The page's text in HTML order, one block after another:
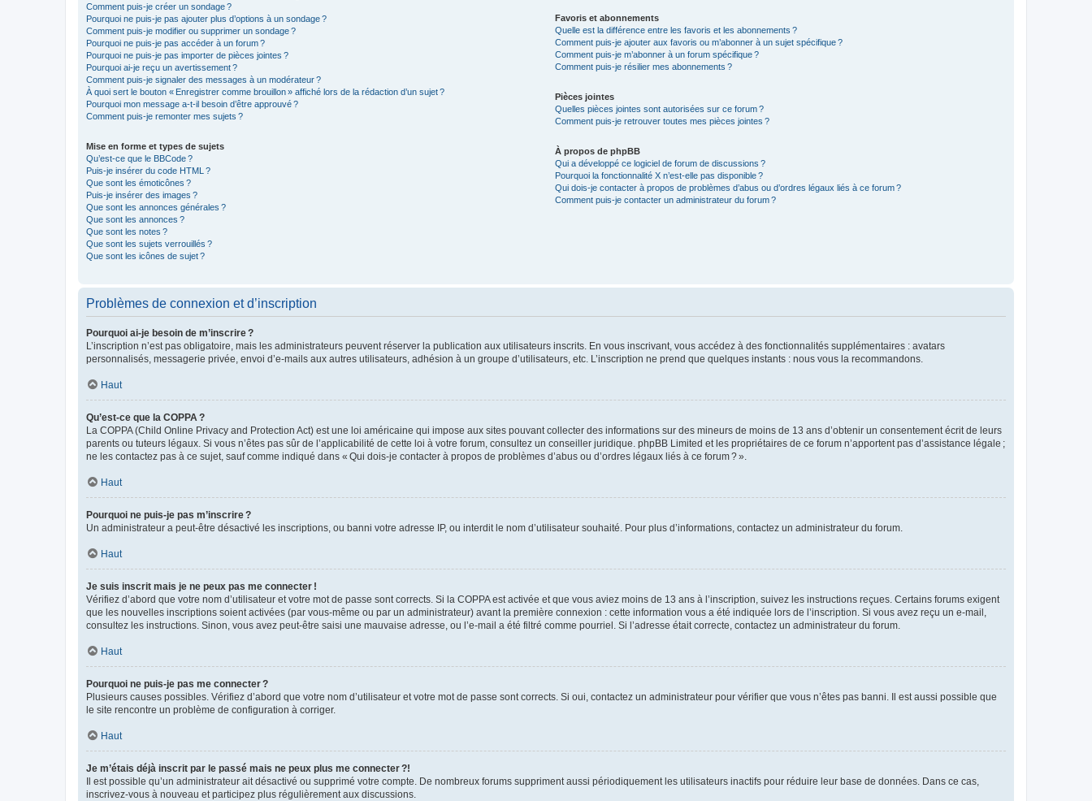
Comment puis-je créer un sondage ?
Pourquoi ne puis-je pas ajouter plus d’options à un sondage ?
Comment puis-je modifier ou supprimer un sondage ?
Pourquoi ne puis-je pas accéder à un forum ?
Pourquoi ne puis-je pas importer de pièces jointes ?
Pourquoi ai-je reçu un avertissement ?
Comment puis-je signaler des messages à un modérateur ?
À quoi sert le bouton « Enregistrer comme brouillon » affiché lors de la rédaction d’un sujet ?
Pourquoi mon message a-t-il besoin d’être approuvé ?
Comment puis-je remonter mes sujets ?
Mise en forme et types de sujets
Qu’est-ce que le BBCode ?
Puis-je insérer du code HTML ?
Que sont les émoticônes ?
Puis-je insérer des images ?
Que sont les annonces générales ?
Que sont les annonces ?
Que sont les notes ?
Que sont les sujets verrouillés ?
Que sont les icônes de sujet ?
Favoris et abonnements
Quelle est la différence entre les favoris et les abonnements ?
Comment puis-je ajouter aux favoris ou m’abonner à un sujet spécifique ?
Comment puis-je m’abonner à un forum spécifique ?
Comment puis-je résilier mes abonnements ?
Pièces jointes
Quelles pièces jointes sont autorisées sur ce forum ?
Comment puis-je retrouver toutes mes pièces jointes ?
À propos de phpBB
Qui a développé ce logiciel de forum de discussions ?
Pourquoi la fonctionnalité X n’est-elle pas disponible ?
Qui dois-je contacter à propos de problèmes d’abus ou d’ordres légaux liés à ce forum ?
Comment puis-je contacter un administrateur du forum ?
Problèmes de connexion et d’inscription
Pourquoi ai-je besoin de m’inscrire ?
L’inscription n’est pas obligatoire, mais les administrateurs peuvent réserver la publication aux utilisateurs inscrits. En vous inscrivant, vous accédez à des fonctionnalités supplémentaires : avatars
personnalisés, messagerie privée, envoi d’e-mails aux autres utilisateurs, adhésion à un groupe d’utilisateurs, etc. L’inscription ne prend que quelques instants : nous vous la recommandons.
Haut
Qu’est-ce que la COPPA ?
La COPPA (Child Online Privacy and Protection Act) est une loi américaine qui impose aux sites pouvant collecter des informations sur des mineurs de moins de 13 ans d’obtenir un consentement écrit de leurs
parents ou tuteurs légaux. Si vous n’êtes pas sûr de l’applicabilité de cette loi à votre forum, consultez un conseiller juridique. phpBB Limited et les propriétaires de ce forum n’apportent pas d’assistance légale ;
ne les contactez pas à ce sujet, sauf comme indiqué dans « Qui dois-je contacter à propos de problèmes d’abus ou d’ordres légaux liés à ce forum ? ».
Haut
Pourquoi ne puis-je pas m’inscrire ?
Un administrateur a peut-être désactivé les inscriptions, ou banni votre adresse IP, ou interdit le nom d’utilisateur souhaité. Pour plus d’informations, contactez un administrateur du forum.
Haut
Je suis inscrit mais je ne peux pas me connecter !
Vérifiez d’abord que votre nom d’utilisateur et votre mot de passe sont corrects. Si la COPPA est activée et que vous aviez moins de 13 ans à l’inscription, suivez les instructions reçues. Certains forums exigent
que les nouvelles inscriptions soient activées (par vous-même ou par un administrateur) avant la première connexion : cette information vous a été indiquée lors de l’inscription. Si vous avez reçu un e-mail,
consultez les instructions. Sinon, vous avez peut-être saisi une mauvaise adresse, ou l’e-mail a été filtré comme pourriel. Si l’adresse était correcte, contactez un administrateur du forum.
Haut
Pourquoi ne puis-je pas me connecter ?
Plusieurs causes possibles. Vérifiez d’abord que votre nom d’utilisateur et votre mot de passe sont corrects. Si oui, contactez un administrateur pour vérifier que vous n’êtes pas banni. Il est aussi possible que
le site rencontre un problème de configuration à corriger.
Haut
Je m’étais déjà inscrit par le passé mais ne peux plus me connecter ?!
Il est possible qu’un administrateur ait désactivé ou supprimé votre compte. De nombreux forums suppriment aussi périodiquement les utilisateurs inactifs pour réduire leur base de données. Dans ce cas,
inscrivez-vous à nouveau et participez plus régulièrement aux discussions.